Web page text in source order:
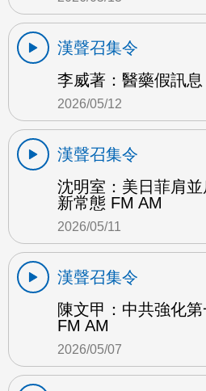
漢聲召集令
李威著：醫藥假訊息
2026/05/12
漢聲召集令
沈明室：美日菲肩
新常態 FM AM
2026/05/11
漢聲召集令
陳文甲：中共強化
FM AM
2026/05/07